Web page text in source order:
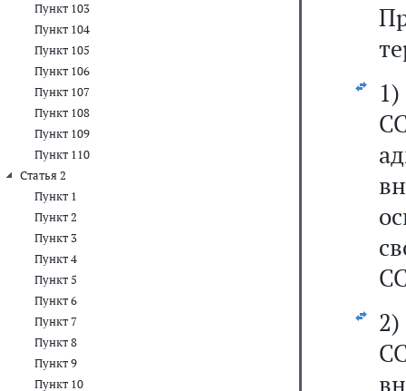
Пункт 103
Пункт 104
Пункт 105
Пункт 106
Пункт 107
Пункт 108
Пункт 109
Пункт 110
Статья 2
Пункт 1
Пункт 2
Пункт 3
Пункт 4
Пункт 5
Пункт 6
Пункт 7
Пункт 8
Пункт 9
Пункт 10